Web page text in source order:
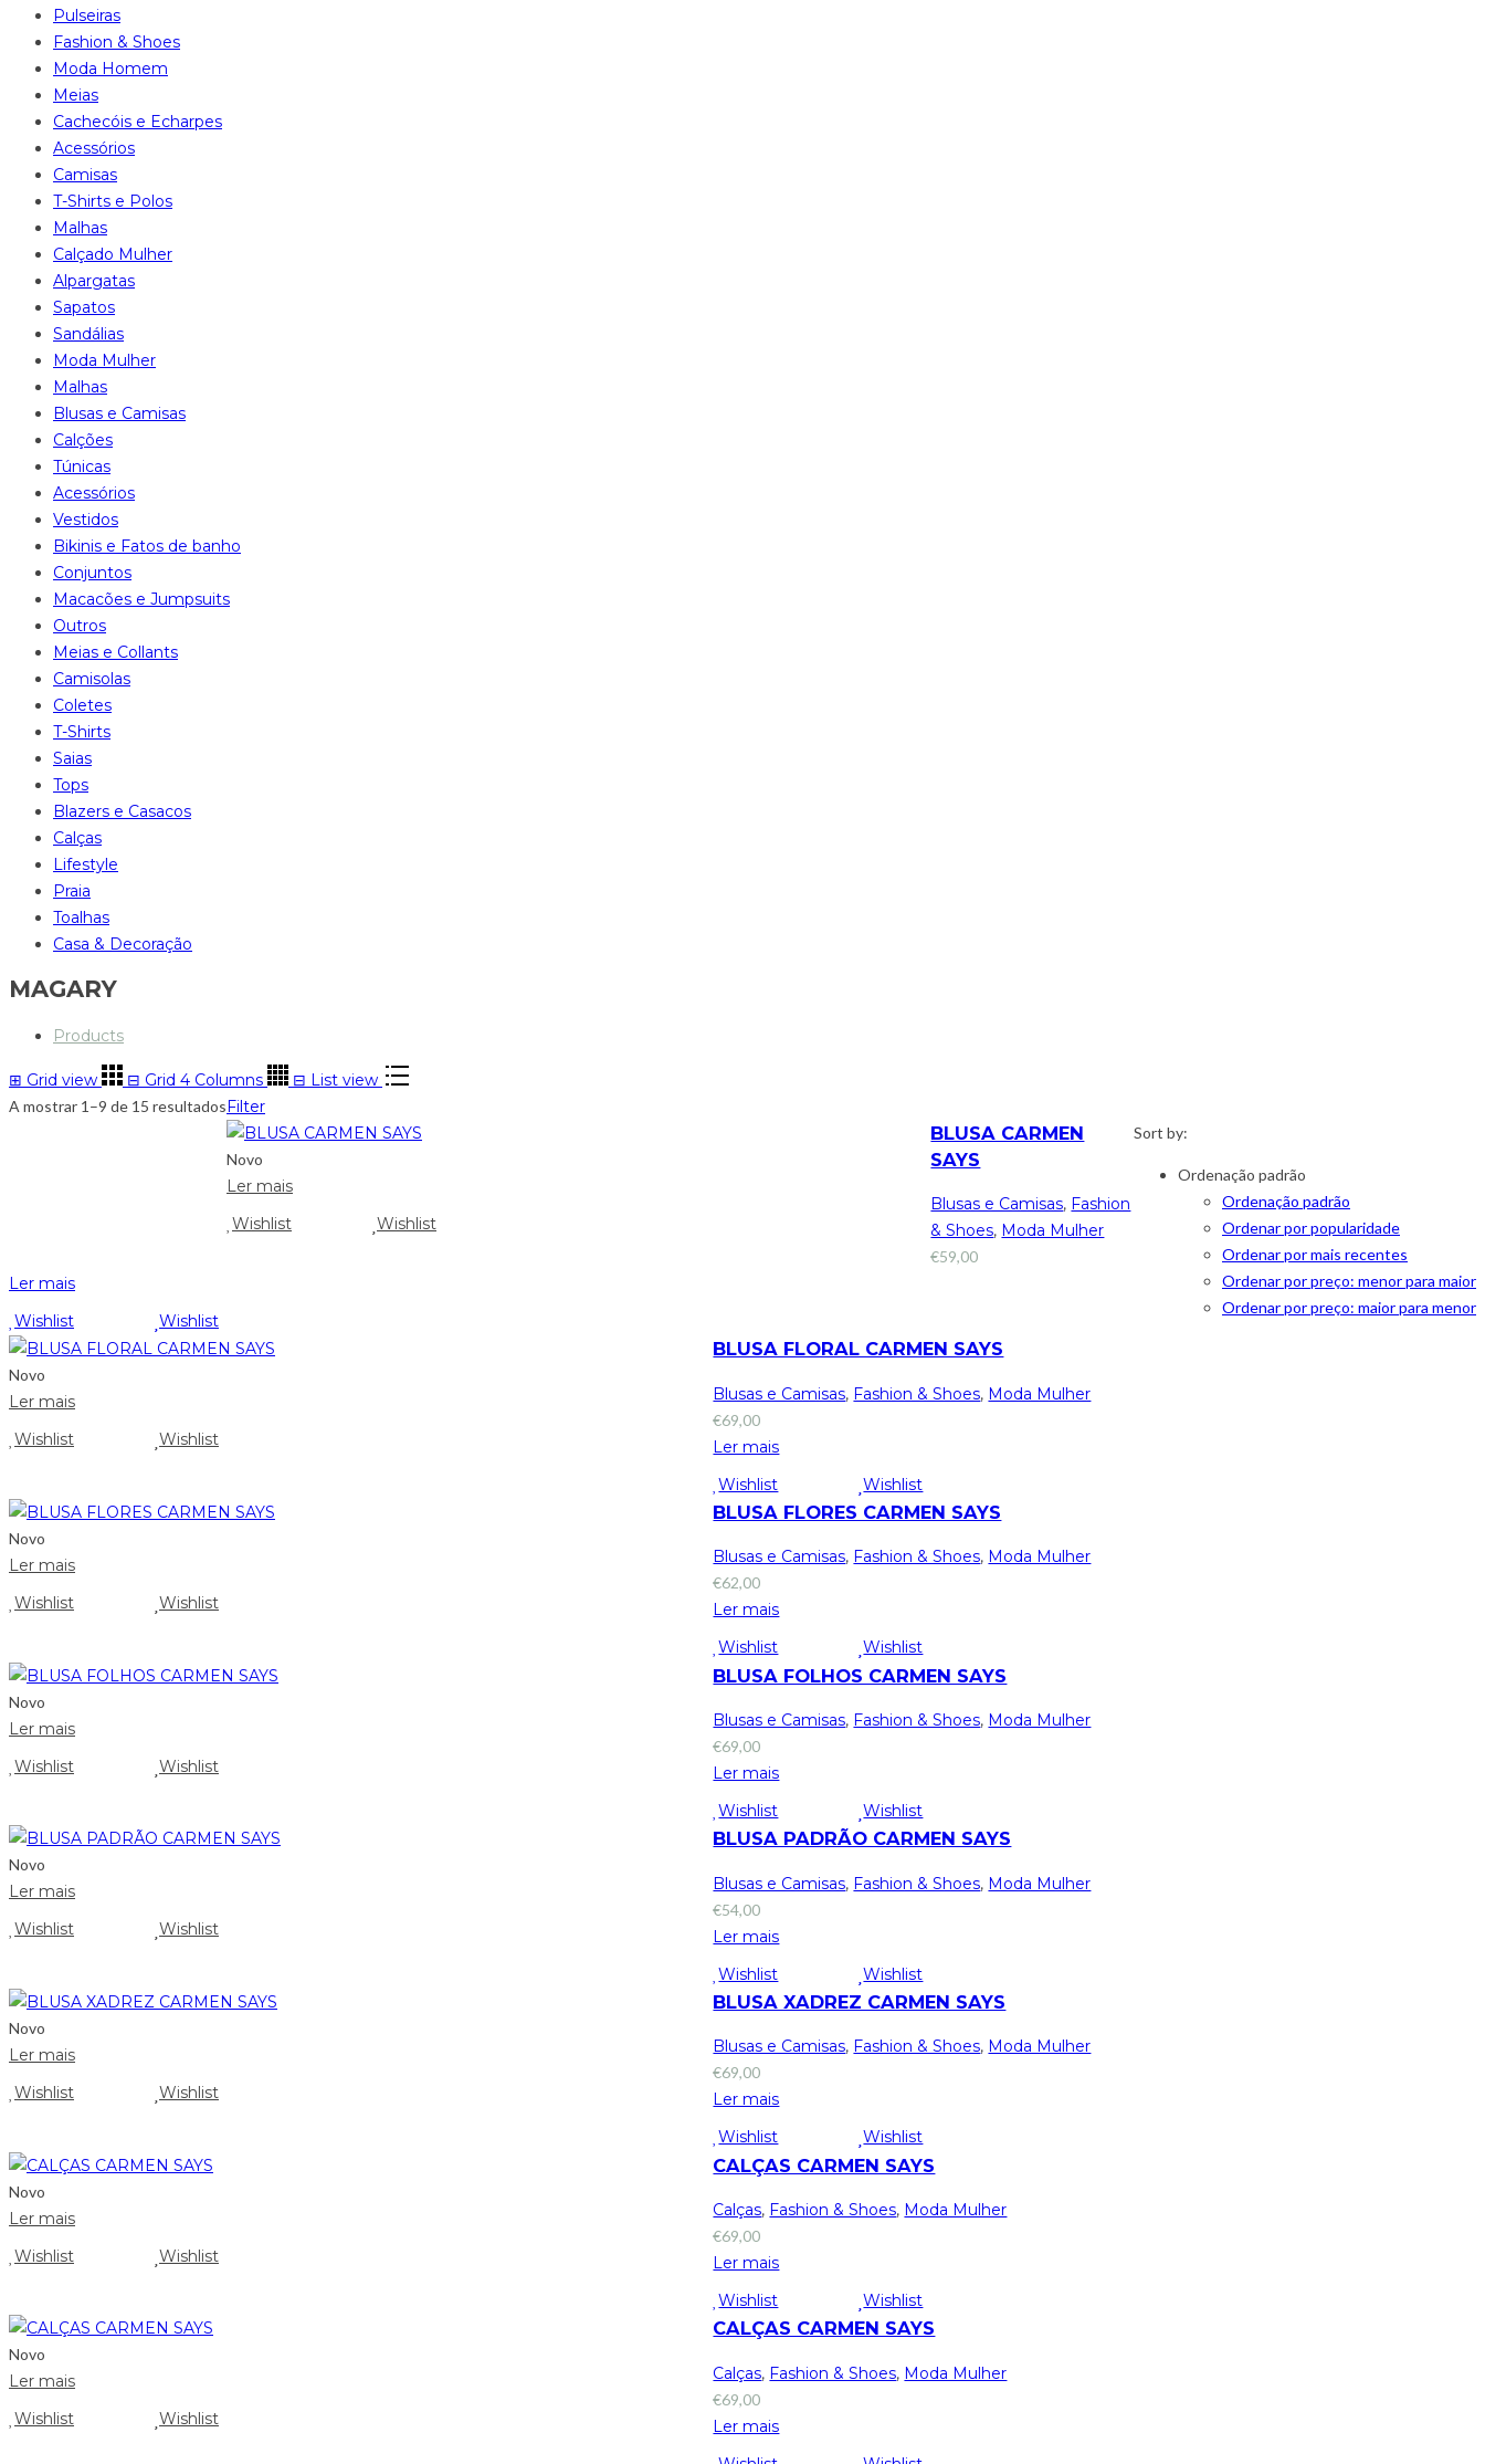
Pulseiras
Fashion & Shoes
Moda Homem
Meias
Cachecóis e Echarpes
Acessórios
Camisas
T-Shirts e Polos
Malhas
Calçado Mulher
Alpargatas
Sapatos
Sandálias
Moda Mulher
Malhas
Blusas e Camisas
Calções
Túnicas
Acessórios
Vestidos
Bikinis e Fatos de banho
Conjuntos
Macacões e Jumpsuits
Outros
Meias e Collants
Camisolas
Coletes
T-Shirts
Saias
Tops
Blazers e Casacos
Calças
Lifestyle
Praia
Toalhas
Casa & Decoração
MAGARY
Products
⊞ Grid view ⊟ Grid 4 Columns ⊟ List view
A mostrar 1–9 de 15 resultadosFilter
Sort by:
Ordenação padrão
Ordenação padrão
Ordenar por popularidade
Ordenar por mais recentes
Ordenar por preço: menor para maior
Ordenar por preço: maior para menor
Novo
Ler mais
Wishlist
Wishlist
BLUSA CARMEN
SAYS
Blusas e Camisas, Fashion
& Shoes, Moda Mulher
€59,00
Ler mais
Wishlist
Wishlist
Novo
Ler mais
Wishlist
Wishlist
BLUSA FLORAL CARMEN SAYS
Blusas e Camisas, Fashion & Shoes, Moda Mulher
€69,00
Ler mais
Wishlist
Wishlist
Novo
Ler mais
Wishlist
Wishlist
BLUSA FLORES CARMEN SAYS
Blusas e Camisas, Fashion & Shoes, Moda Mulher
€62,00
Ler mais
Wishlist
Wishlist
Novo
Ler mais
Wishlist
Wishlist
BLUSA FOLHOS CARMEN SAYS
Blusas e Camisas, Fashion & Shoes, Moda Mulher
€69,00
Ler mais
Wishlist
Wishlist
Novo
Ler mais
Wishlist
Wishlist
BLUSA PADRÃO CARMEN SAYS
Blusas e Camisas, Fashion & Shoes, Moda Mulher
€54,00
Ler mais
Wishlist
Wishlist
Novo
Ler mais
Wishlist
Wishlist
BLUSA XADREZ CARMEN SAYS
Blusas e Camisas, Fashion & Shoes, Moda Mulher
€69,00
Ler mais
Wishlist
Wishlist
Novo
Ler mais
Wishlist
Wishlist
CALÇAS CARMEN SAYS
Calças, Fashion & Shoes, Moda Mulher
€69,00
Ler mais
Wishlist
Wishlist
Novo
Ler mais
Wishlist
Wishlist
CALÇAS CARMEN SAYS
Calças, Fashion & Shoes, Moda Mulher
€69,00
Ler mais